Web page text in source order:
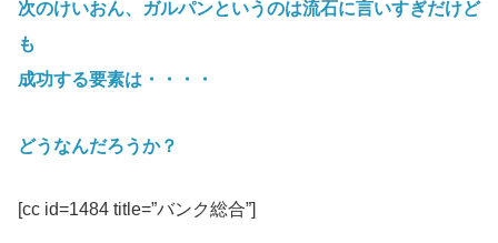
次のけいおん、ガルパンというのは流石に言いすぎだけど
も
成功する要素は・・・・
どうなんだろうか？
[cc id=1484 title=”バンク総合”]